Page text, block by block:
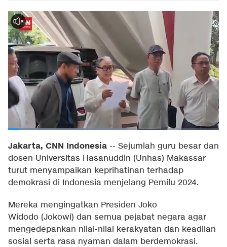
Jakarta, CNN Indonesia -- Sejumlah guru besar dan
dosen Universitas Hasanuddin (Unhas) Makassar
turut menyampaikan keprihatinan terhadap
demokrasi di Indonesia menjelang Pemilu 2024.
Mereka mengingatkan Presiden Joko
Widodo (Jokowi) dan semua pejabat negara agar
mengedepankan nilai-nilai kerakyatan dan keadilan
sosial serta rasa nyaman dalam berdemokrasi.